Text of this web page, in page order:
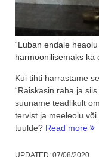
“Luban endale
harmoonilisemaks ka
Kui tihti harrastame
“Raiskasin raha ja
suuname teadlikult
tervist ja meeleolu
tuulde? Read more